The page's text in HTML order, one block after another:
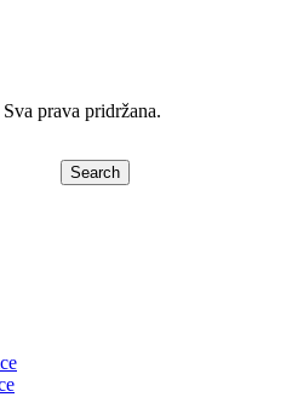
prava pridržana.
Search